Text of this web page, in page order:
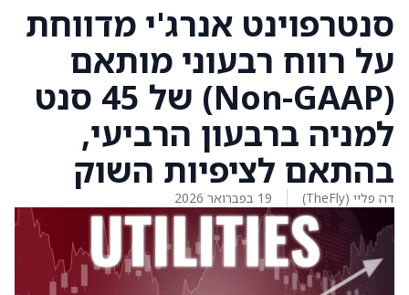
סנטרפוינט אנרג'י מדווחת
על רווח רבעוני מותאם
(Non-GAAP) של 45 סנט
למניה ברבעון הרביעי,
בהתאם לציפיות השוק
דה פליי (TheFly) 19 בפברואר 2026